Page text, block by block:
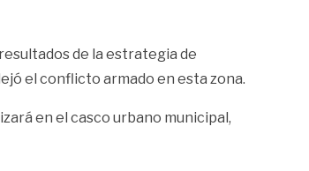
de la estrategia de
el conflicto armado en esta zona.
en el casco urbano municipal,